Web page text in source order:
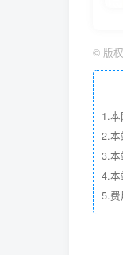
© 版
1.本
2.本
3.本
4.本
5.费